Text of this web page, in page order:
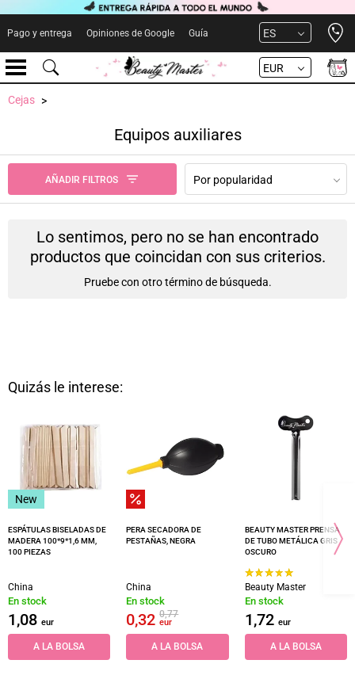
Pago y entrega Opiniones de Google Guía ES
EUR
Cejas
Equipos auxiliares
AÑADIR FILTROS Por popularidad
Lo sentimos, pero no se han encontrado
productos que coincidan con sus criterios.
Pruebe con otro término de búsqueda.
Quizás le interese:
New
ESPÁTULAS BISELADAS DE
MADERA 100*9*1,6 MM,
100 PIEZAS
China
En stock
1,08 eur
A LA BOLSA
PERA SECADORA DE
PESTAÑAS, NEGRA
China
En stock
0,320,77
eur
A LA BOLSA
BEAUTY MASTER PRENSA
DE TUBO METÁLICA GRIS
OSCURO
Beauty Master
En stock
1,72 eur
A LA BOLSA